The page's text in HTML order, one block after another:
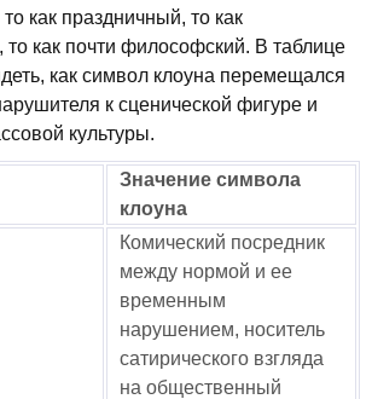
как праздничный, то как
как почти философский. В таблице
как символ клоуна перемещался
к сценической фигуре и
культуры.
Значение символа
клоуна
Комический посредник
между нормой и ее
временным
нарушением, носитель
сатирического взгляда
на общественный